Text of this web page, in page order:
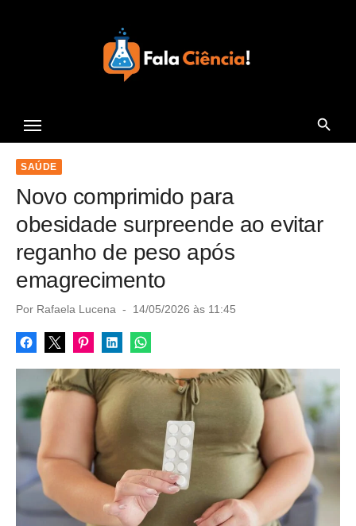
c
SAÚDE
Novo comprimido para
obesidade surpreende ao evitar
reganho de peso após
emagrecimento
Por Rafaela Lucena
P
s
t
d
o
14/05/2026 às 11:45